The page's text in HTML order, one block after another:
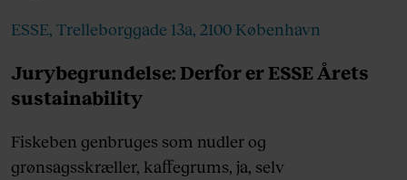
ESSE, Trelleborggade 13a, 2100 København
Jurybegrundelse: Derfor er ESSE Årets
sustainability
Fiskeben genbruges som nudler og
grønsagsskræller, kaffegrums, ja, selv